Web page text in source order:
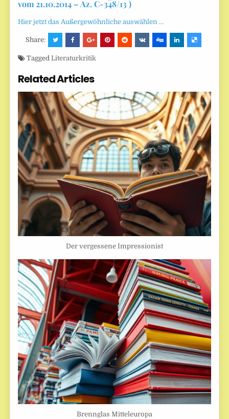
vom 21.10.2014 – Az. C-348/13 )
Hier jetzt das Außergewöhnliche auswählen …
Share:
TaggedLiteraturkritik
Related Articles
Der vergessene Impressionist
Brennglas Mitteleuropa